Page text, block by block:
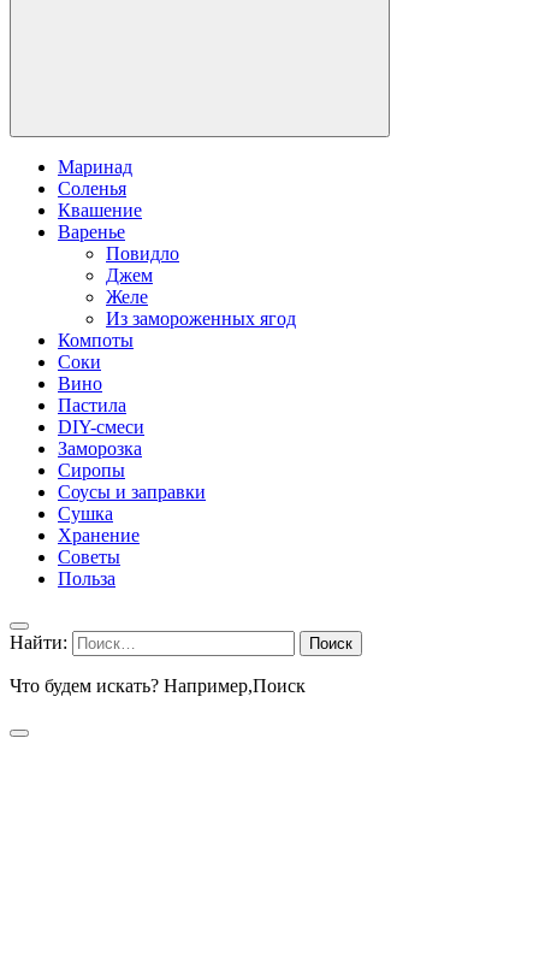
Маринад
Соленья
Квашение
Варенье
Повидло
Джем
Желе
Из замороженных ягод
Компоты
Соки
Вино
Пастила
DIY-смеси
Заморозка
Сиропы
Соусы и заправки
Сушка
Хранение
Советы
Польза
Найти:
Что будем искать? Например,Поиск